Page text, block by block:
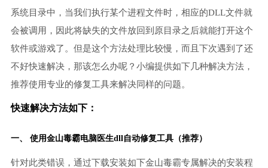
系统目录中，当我们执行某个进程文件时，相应的DLL文件就
会被调用，因此将缺失的文件放回到原目录之后就能打开这个
软件或游戏了。但是这个方法处理比较慢，而且下次遇到了还
不好快速解决，那该怎么办呢？小编提供如下几种解决方法，
推荐使用专业的修复工具来解决同样的问题。
快速解决方法如下：
一、 使用金山毒霸电脑医生dll自动修复工具（推荐）
针对此类错误，通过下载安装如下金山毒霸专属解决的安装程